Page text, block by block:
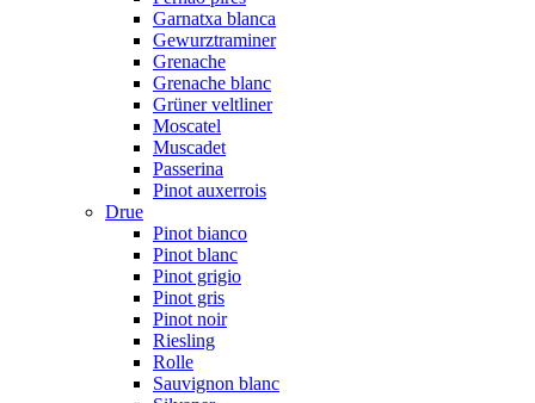
Garnatxa blanca
Gewurztraminer
Grenache
Grenache blanc
Grüner veltliner
Moscatel
Muscadet
Passerina
Pinot auxerrois
Drue
Pinot bianco
Pinot blanc
Pinot grigio
Pinot gris
Pinot noir
Riesling
Rolle
Sauvignon blanc